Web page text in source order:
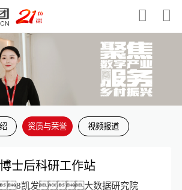


资质与荣誉 视频报道
博士后科研工作站
凯发大数据研究院